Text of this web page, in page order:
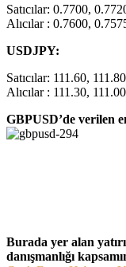
Satıcılar: 0.7700,
Alıcılar : 0.7600,
USDJPY:
Satıcılar: 111.60,
Alıcılar : 111.30,
GBPUSD’de verilen
Burada yer alan
danışmanlığı